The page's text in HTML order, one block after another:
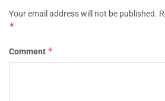
Your email address will not be published.
*
Comment *